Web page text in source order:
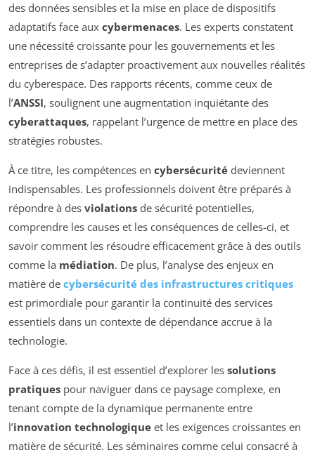
des données sensibles et la mise en place de dispositifs
adaptatifs face aux cybermenaces. Les experts constatent
une nécessité croissante pour les gouvernements et les
entreprises de s’adapter proactivement aux nouvelles réalités
du cyberespace. Des rapports récents, comme ceux de
l’ANSSI, soulignent une augmentation inquiétante des
cyberattaques, rappelant l’urgence de mettre en place des
stratégies robustes.
À ce titre, les compétences en cybersécurité deviennent
indispensables. Les professionnels doivent être préparés à
répondre à des violations de sécurité potentielles,
comprendre les causes et les conséquences de celles-ci, et
savoir comment les résoudre efficacement grâce à des outils
comme la médiation. De plus, l’analyse des enjeux en
matière de cybersécurité des infrastructures critiques
est primordiale pour garantir la continuité des services
essentiels dans un contexte de dépendance accrue à la
technologie.
Face à ces défis, il est essentiel d’explorer les solutions
pratiques pour naviguer dans ce paysage complexe, en
tenant compte de la dynamique permanente entre
l’innovation technologique et les exigences croissantes en
matière de sécurité. Les séminaires comme celui consacré à